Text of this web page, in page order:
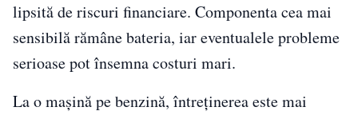
lipsită de riscuri financiare. Componenta cea mai
sensibilă rămâne bateria, iar eventualele probleme
serioase pot însemna costuri mari.
La o mașină pe benzină, întreținerea este mai